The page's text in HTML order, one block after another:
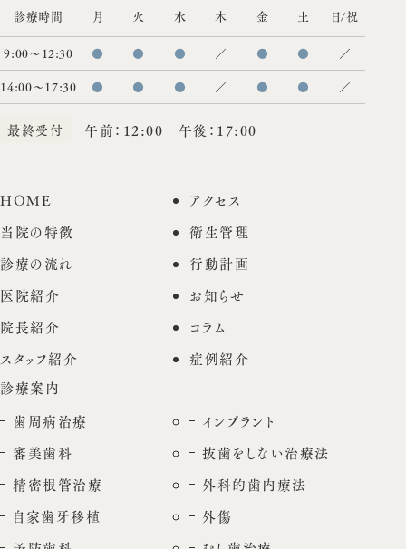
診療時間 月 火 水 木 金 土
日/祝
9:00〜12:30
● ● ● ／ ● ●
／
14:00〜17:30
● ● ● ／ ● ● ／
最終受付 午前：12:00 午後：17:00
HOME
当院の特徴
診療の流れ
医院紹介
院長紹介
スタッフ紹介
アクセス
衛生管理
行動計画
お知らせ
コラム
症例紹介
診療案内
歯周病治療
審美歯科
精密根管治療
自家歯牙移植
インプラント
抜歯をしない治療法
外科的歯内療法
外傷